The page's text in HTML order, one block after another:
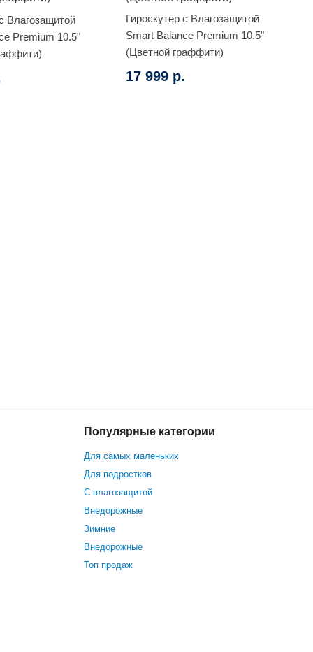
Влагозащитой
Premium 10.5"
Гироскутер с Влагозащитой
Smart Balance Premium 10.5"
(Цветной граффити)
17 999 р.
Популярные категории
Для самых маленьких
Для подростков
С влагозащитой
Внедорожные
Зимние
Внедорожные
Топ продаж